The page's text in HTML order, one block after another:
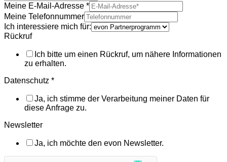
Meine E-Mail-Adresse *
Meine Telefonnummer
Ich interessiere mich für:
Rückruf
Ich bitte um einen Rückruf, um nähere Informationen
zu erhalten.
Datenschutz *
Ja, ich stimme der Verarbeitung meiner Daten für
diese Anfrage zu.
Newsletter
Ja, ich möchte den evon Newsletter.